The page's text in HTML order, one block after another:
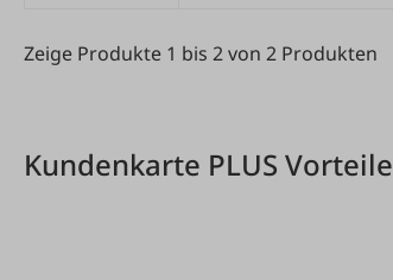
Zeige Produkte 1 bis 2 von 2 Produkten
Kundenkarte PLUS Vorteile